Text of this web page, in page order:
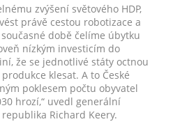
zvýšení světového HDP,
právě cestou robotizace a
době čelíme úbytku
nízkým investicím do
že se jednotlivé státy octnou
klesat. A to České
poklesem počtu obyvatel
hrozí,“ uvedl generální
republika Richard Keery.